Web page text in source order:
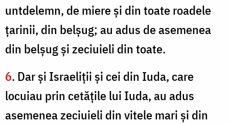
untdelemn, de miere şi din toate roadele
ţarinii, din belşug; au adus de asemenea
din belşug şi zeciuieli din toate.
6. Dar şi Israeliţii şi cei din Iuda, care
locuiau prin cetăţile lui Iuda, au adus
asemenea zeciuieli din vitele mari şi din